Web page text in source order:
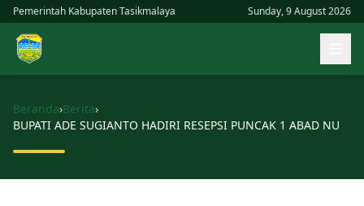
Skip
content
Pemerintah Kabupaten Tasikmalaya Sunday, 9 August 2026
Beranda›Berita›
BUPATI ADE SUGIANTO HADIRI RESEPSI PUNCAK 1 ABAD NU